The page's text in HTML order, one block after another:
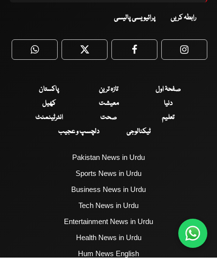
رابطہ کریں پرائیویسی پالیسی
WhatsApp Twitter Facebook
صفحۂ اول تازہ ترین
پاکستان
دنیا
معیشت
کھیل
تعلیم
صحت
انٹرٹینمنٹ
ٹیکنالوجی
دلچسپ و عجیب
Pakistan News in Urdu
Sports News in Urdu
Business News in Urdu
Tech News in Urdu
Entertainment News in Urdu
Health News in Urdu
Hum News English